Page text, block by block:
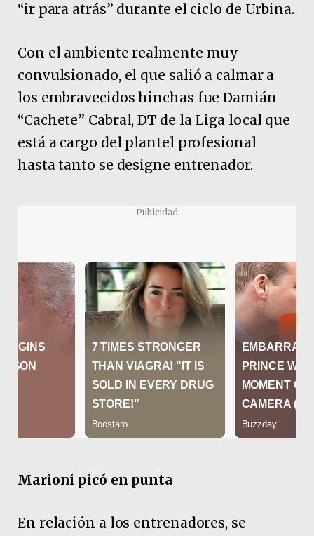
“ir para atrás” durante el ciclo de Urbina.
Con el ambiente realmente muy
convulsionado, el que salió a calmar a
los embravecidos hinchas fue Damián
“Cachete” Cabral, DT de la Liga local que
está a cargo del plantel profesional
hasta tanto se designe entrenador.
Pubicidad
Marioni picó en punta
En relación a los entrenadores, se